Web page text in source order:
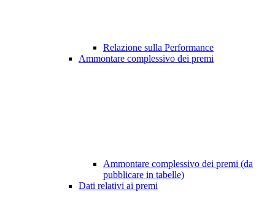
Relazione sulla Performance
Ammontare complessivo dei premi
Ammontare complessivo dei premi (da
pubblicare in tabelle)
Dati relativi ai premi